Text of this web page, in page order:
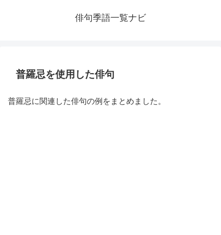
俳句季語一覧ナビ
普羅忌を使用した俳句
普羅忌に関連した俳句の例をまとめました。